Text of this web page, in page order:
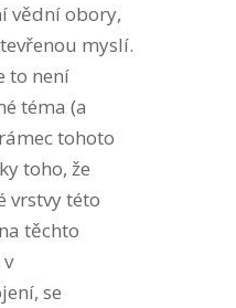
vědní obory,
myslí.
to není
téma (a
tohoto
toho, že
vrstvy této
těchto
se